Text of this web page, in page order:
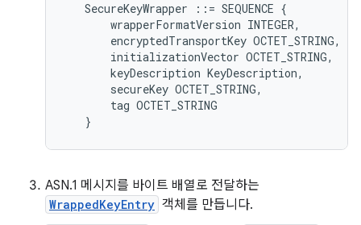
SecureKeyWrapper ::= SEQUENCE {
wrapperFormatVersion INTEGER,
encryptedTransportKey OCTET_STRING,
initializationVector OCTET_STRING,
keyDescription KeyDescription,
secureKey OCTET_STRING,
tag OCTET_STRING
}
ASN.1 메시지를 바이트 배열로 전달하는
WrappedKeyEntry 객체를 만듭니다.